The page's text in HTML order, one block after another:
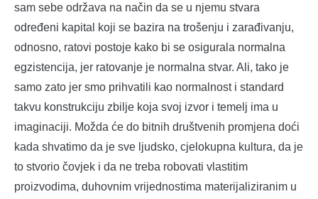
sam sebe održava na način da se u njemu stvara
određeni kapital koji se bazira na trošenju i zarađivanju,
odnosno, ratovi postoje kako bi se osigurala normalna
egzistencija, jer ratovanje je normalna stvar. Ali, tako je
samo zato jer smo prihvatili kao normalnost i standard
takvu konstrukciju zbilje koja svoj izvor i temelj ima u
imaginaciji. Možda će do bitnih društvenih promjena doći
kada shvatimo da je sve ljudsko, cjelokupna kultura, da je
to stvorio čovjek i da ne treba robovati vlastitim
proizvodima, duhovnim vrijednostima materijaliziranim u